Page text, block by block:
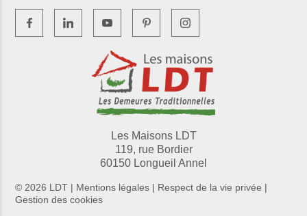
Les Maisons LDT
119, rue Bordier
60150 Longueil Annel
© 2026 LDT | Mentions légales | Respect de la vie privée |
Gestion des cookies